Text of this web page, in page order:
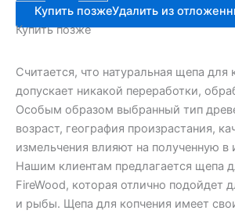
ОЛЬХОВАЯ
стружка
СЕВЗАП
щепа
Купить позжеУдалить из
Купить позже
Считается, что натуральная щепа для
допускает никакой переработки,
Особым образом выбранный тип
возраст, география произрастания,
измельчения влияют на полученную в
Нашим клиентам предлагается щепа
FireWood, которая отлично подойдет
и рыбы. Щепа для копчения имеет